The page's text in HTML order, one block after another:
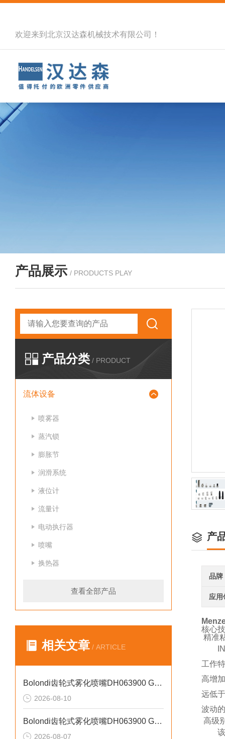
欢迎来到北京汉达森机械技术有限公司！
产品展示 / PRODUCTS PLAY
产品分类 / PRODUCT
流体设备
喷雾器
蒸汽锁
膨胀节
润滑系统
液位计
流量计
电动执行器
喷嘴
换热器
查看全部产品
相关文章 / ARTICLE
Bolondi齿轮式雾化喷嘴DH063900 GEAR差异化雾化原理
2026-08-10
Bolondi齿轮式雾化喷嘴DH063900 GEAR强抗堵塞性能
2026-08-07
产
品牌
应用
核心
精准
工作
高增
远低
波动
高级